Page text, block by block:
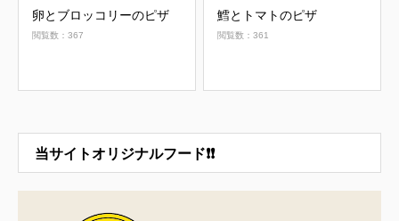
卵とブロッコリーのピザ
閲覧数：367
鱈とトマトのピザ
閲覧数：361
当サイトオリジナルフード❗❗